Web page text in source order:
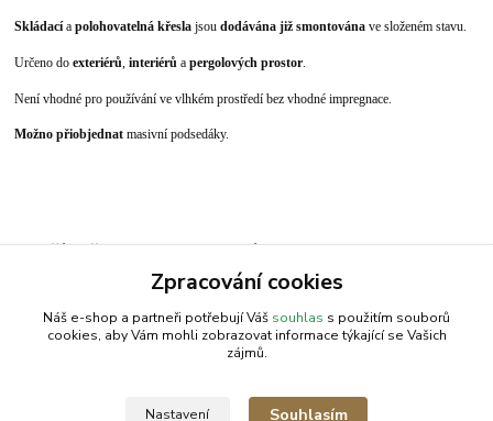
Skládacíapolohovatelná křesla jsoudodávána již smontována ve složeném stavu.
Určeno doexteriérů,interiérů apergolových prostor.
Není vhodné pro používání ve vlhkém prostředí bez vhodné impregnace
Možno přiobjednat masivní podsedáky.
Zboží zařazeno v kategoriích
Nábytek | Dřevěný nábytekZpracování cookies
Náš e-shop a partneři potřebují Váš souhlas s použitím souborů
cookies, aby Vám mohli zobrazovat informace týkající se Vašich
zájmů.
Nastavení Souhlasím